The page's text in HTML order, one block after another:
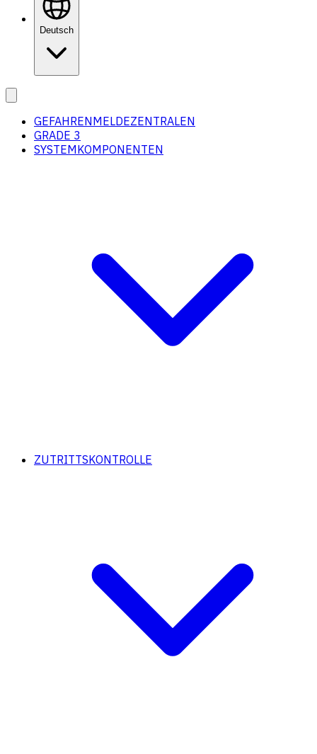
Deutsch
GEFAHRENMELDEZENTRALEN
GRADE 3
SYSTEMKOMPONENTEN
ZUTRITTSKONTROLLE